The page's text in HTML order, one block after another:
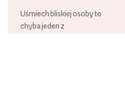
Uśmiech bliskiej osoby to
chyba jeden z